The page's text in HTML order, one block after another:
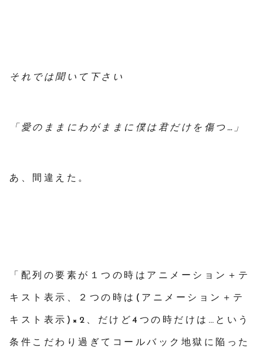
それでは聞いて下さい
「愛のままにわがままに僕は君だけを傷つ…」
あ、間違えた。
「配列の要素が１つの時はアニメーション＋テ
キスト表示、２つの時は(アニメーション＋テ
キスト表示)×2、だけど4つの時だけは…という
条件こだわり過ぎてコールバック地獄に陥った